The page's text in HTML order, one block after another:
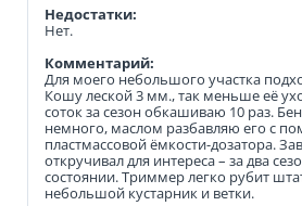
Недостатки:
Нет.
Комментарий:
Для моего небольшого участка
Кошу леской 3 мм., так меньше её
соток за сезон обкашиваю 10 раз.
немного, маслом разбавляю его с
пластмассовой ёмкости-дозатора.
откручивал для интереса – за два
состоянии. Триммер легко рубит
небольшой кустарник и ветки.